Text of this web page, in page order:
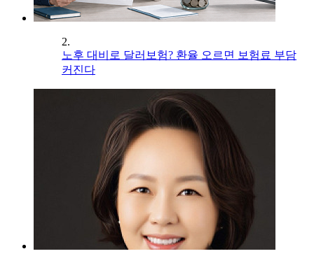
2.
노후 대비로 달러보험? 환율 오르면 보험료 부담
커진다